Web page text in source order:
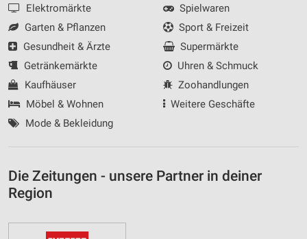
Elektromärkte
Garten & Pflanzen
Gesundheit & Ärzte
Getränkemärkte
Kaufhäuser
Möbel & Wohnen
Mode & Bekleidung
Spielwaren
Sport & Freizeit
Supermärkte
Uhren & Schmuck
Zoohandlungen
Weitere Geschäfte
Die Zeitungen - unsere Partner in deiner
Region